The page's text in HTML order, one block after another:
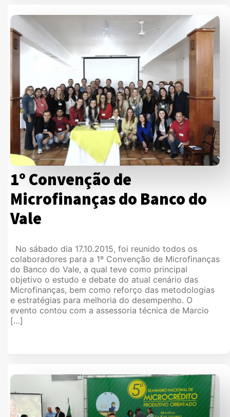
1º Convenção de
Microfinanças do Banco do
Vale
No sábado dia 17.10.2015, foi reunido todos os
colaboradores para a 1º Convenção de Microfinanças
do Banco do Vale, a qual teve como principal
objetivo o estudo e debate do atual cenário das
Microfinanças, bem como reforço das metodologias
e estratégias para melhoria do desempenho. O
evento contou com a assessoria técnica de Marcio
[…]